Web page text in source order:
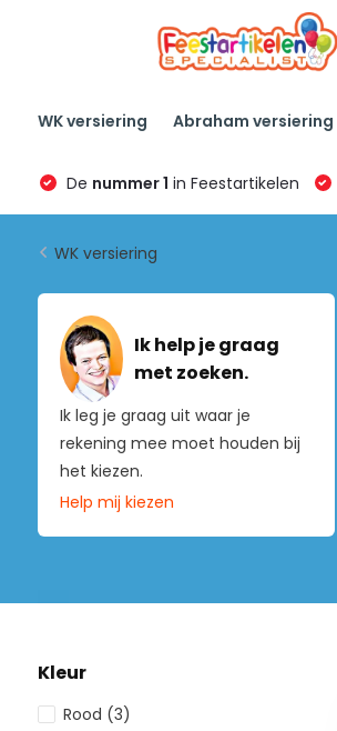
WK versiering Abraham versiering
De nummer 1 in Feestartikelen
WK versiering
Ik help je graag
met zoeken.
Ik leg je graag uit waar je
rekening mee moet houden bij
het kiezen.
Help mij kiezen
Kleur
Rood (3)